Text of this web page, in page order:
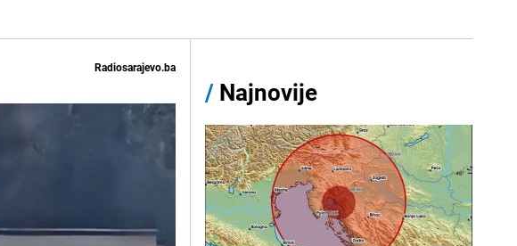
Radiosarajevo.ba
/ Najnovije